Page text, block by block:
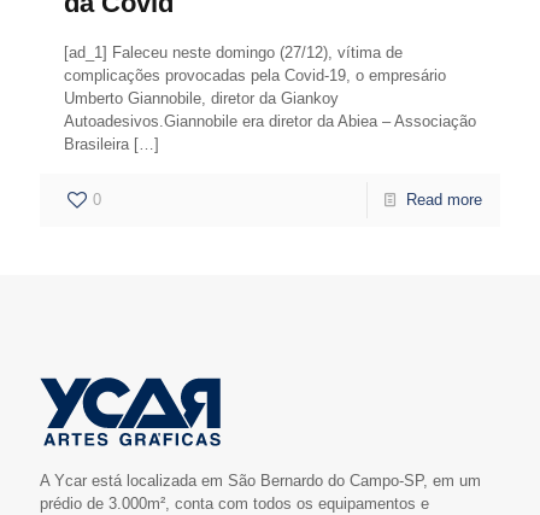
[ad_1] Faleceu neste domingo (27/12), vítima de
complicações provocadas pela Covid-19, o empresário
Umberto Giannobile, diretor da Giankoy
Autoadesivos.Giannobile era diretor da Abiea – Associação
Brasileira[…]
0 Read more
A Ycar está localizada em São Bernardo do Campo-SP, em um
prédio de 3.000m², conta com todos os equipamentos e